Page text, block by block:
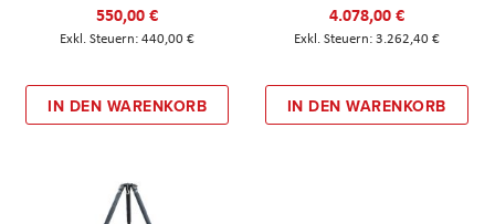
550,00 €
440,00 €
IN DEN WARENKORB
4.078,00 €
3.262,40 €
IN DEN WARENKORB